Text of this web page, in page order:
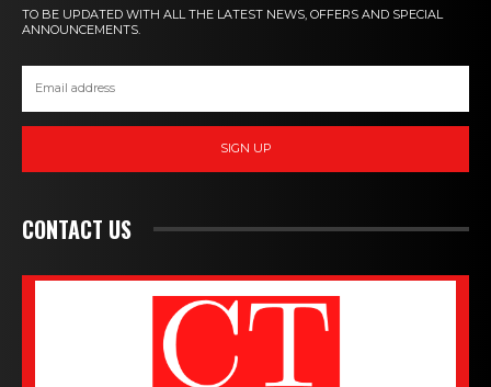
TO BE UPDATED WITH ALL THE LATEST NEWS, OFFERS AND SPECIAL
ANNOUNCEMENTS.
SIGN UP
CONTACT US